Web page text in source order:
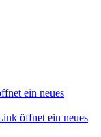
ein neues
öffnet ein neues